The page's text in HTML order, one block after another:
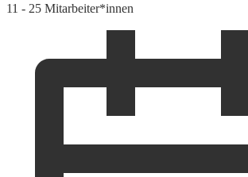
11 - 25 Mitarbeiter*innen